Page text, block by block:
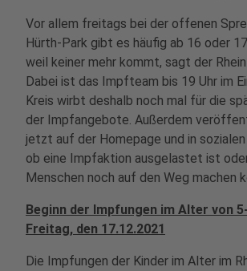
Vor allem freitags bei der offenen
Hürth-Park gibt es häufig ab 16 oder
weil keiner mehr kommt, sagt der
Dabei ist das Impfteam bis 19 Uhr im
Kreis wirbt deshalb noch mal für die
der Impfangebote. Außerdem
jetzt auf der Homepage und in
ob eine Impfaktion ausgelastet ist
Menschen noch auf den Weg machen
Beginn der Impfungen im Alter von
Freitag, den 17.12.2021
Die Impfungen der Kinder im Alter im